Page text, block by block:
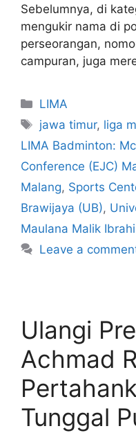
Sebelumnya, di
mengukir nama di
perseorangan,
campuran, juga
LIMA
jawa timur, liga
LIMA Badminton:
Conference (EJC)
Malang, Sports
Brawijaya (UB),
Maulana Malik
Leave a
Ulangi
Achmad
Tunggal